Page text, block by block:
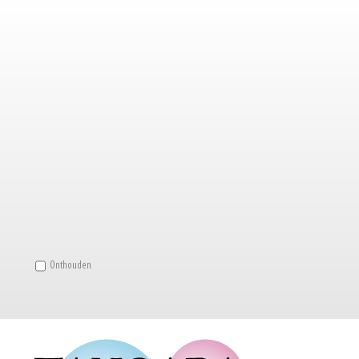
Onthouden